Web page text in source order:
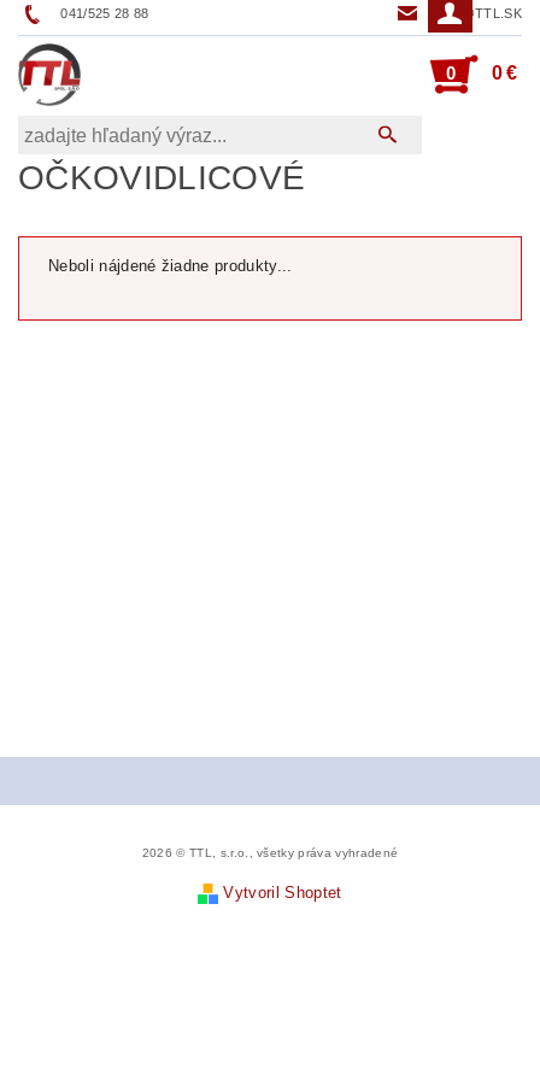
041/525 28 88 TTL@TTL.SK
0 0 €
OČKOVIDLICOVÉ
Neboli nájdené žiadne produkty...
2026 © TTL, s.r.o., všetky práva vyhradené
Vytvoril Shoptet